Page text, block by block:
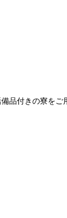
品付きの寮をご